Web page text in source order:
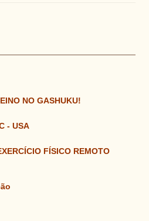
NO GASHUKU!
- USA
FÍSICO REMOTO